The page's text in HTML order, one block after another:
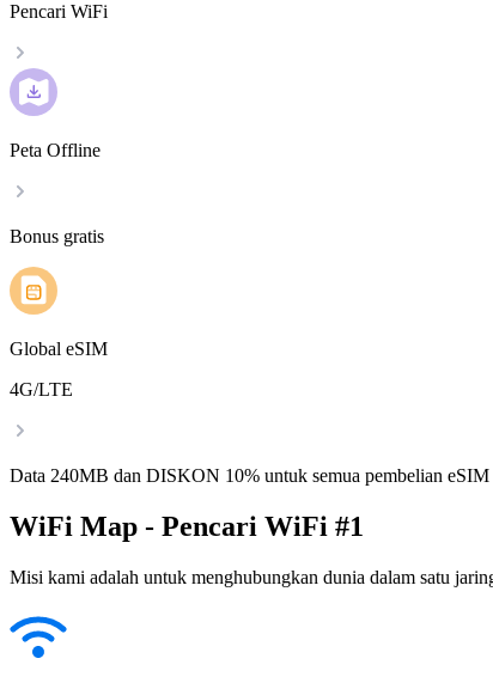
Pencari WiFi
Peta Offline
Bonus gratis
Global eSIM
4G/LTE
Data 240MB dan DISKON 10% untuk semua pembelian eSIM
WiFi Map - Pencari WiFi #1
Misi kami adalah untuk menghubungkan dunia dalam satu